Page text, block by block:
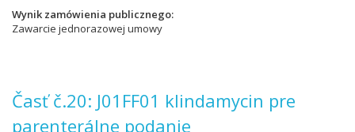
Wynik zamówienia publicznego
Zawarcie jednorazowej umowy
Časť č.20: J01FF01 klindamycin pre
parenterálne podanie